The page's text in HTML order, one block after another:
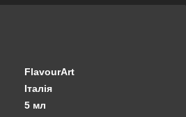
FlavourArt
Італія
5 мл